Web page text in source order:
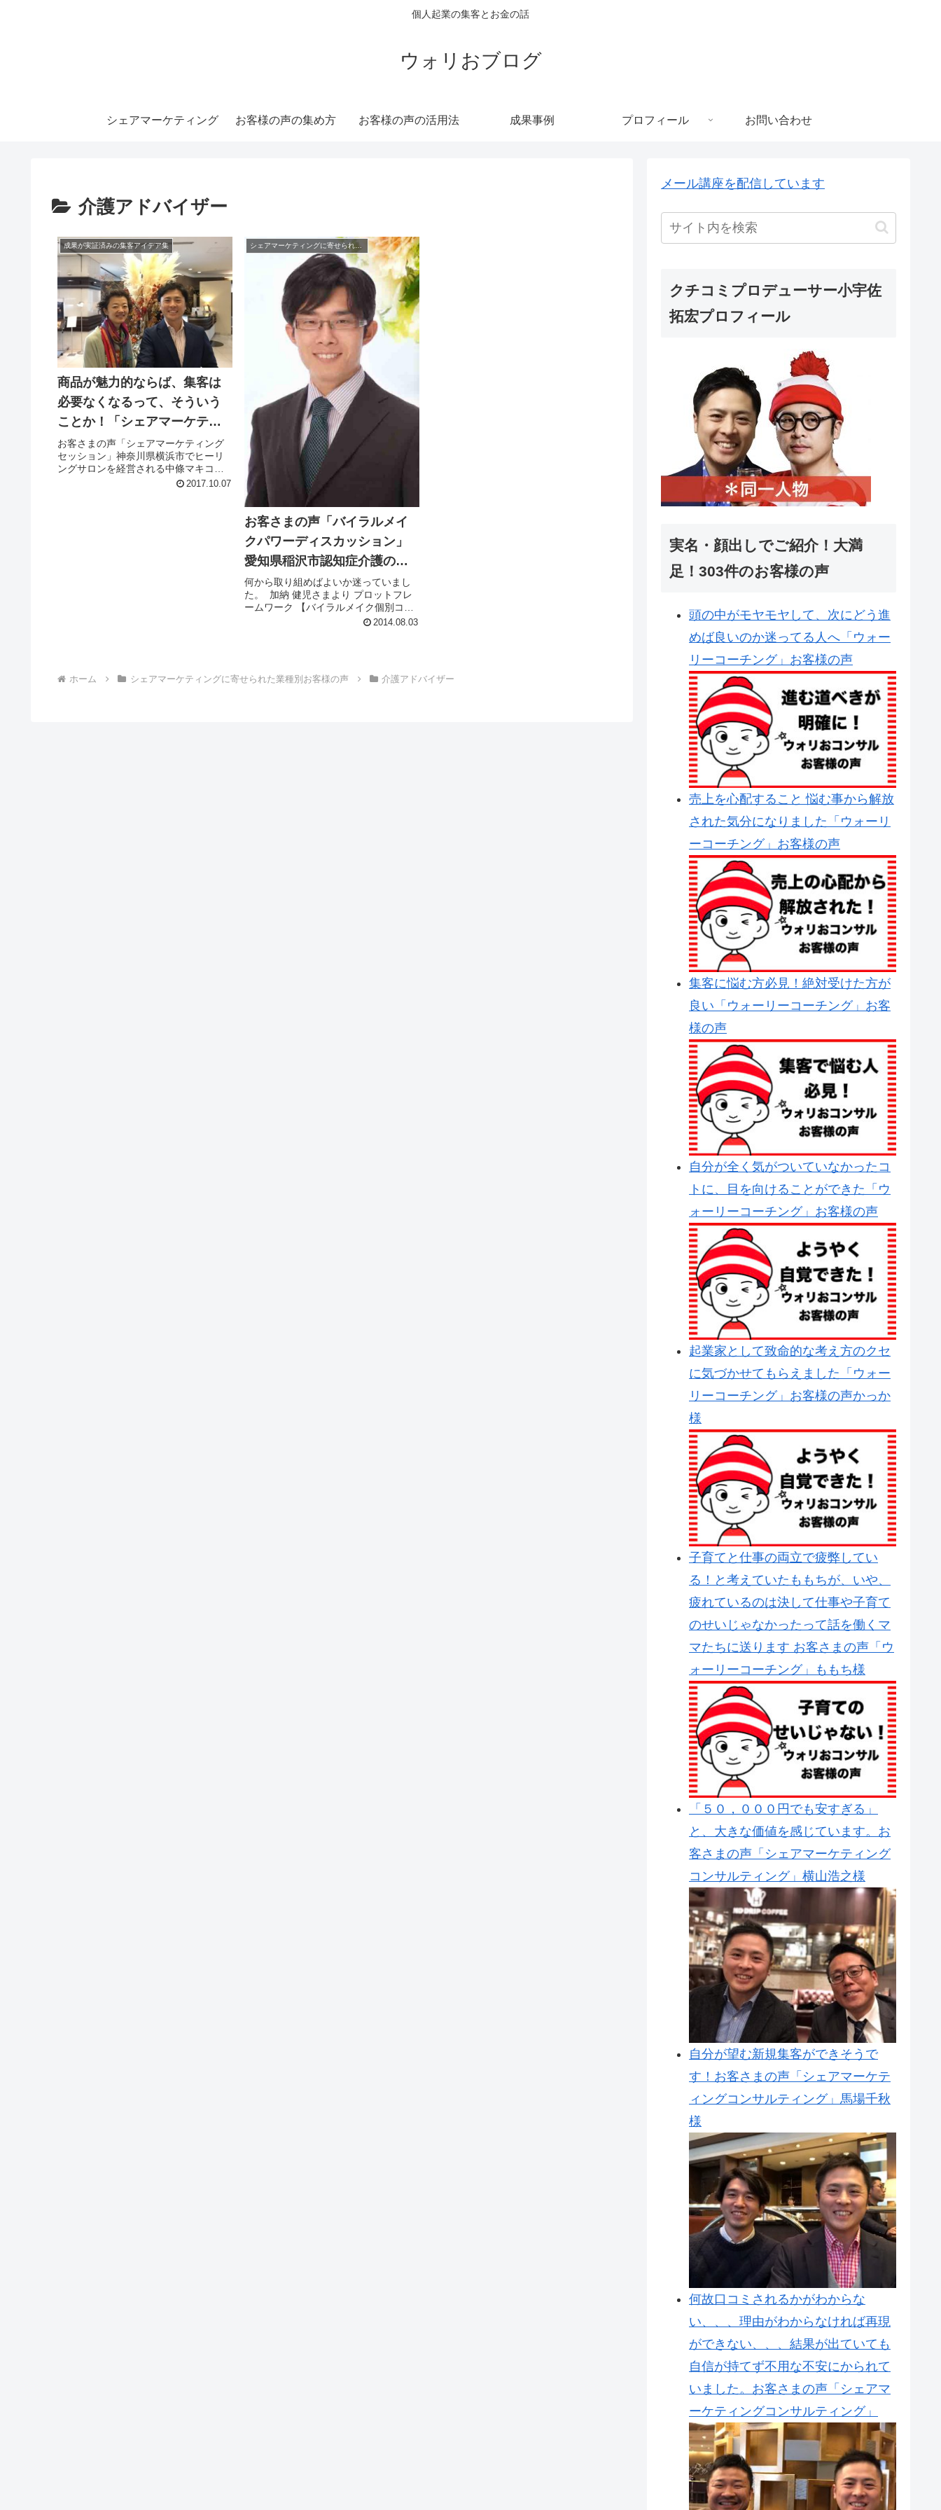
個人起業の集客とお金の話
ウォリおブログ
シェアマーケティング お客様の声の集め方 お客様の声の活用法 成果事例 プロフィール お問い合わせ
介護アドバイザー
成果が実証済みの集客アイデア集
商品が魅力的ならば、集客は
必要なくなるって、そういう
ことか！「シェアマーケティ
ングセッション」お客様の声
お客さまの声「シェアマーケティング
セッション」神奈川県横浜市でヒーリ
ングサロンを経営される中條マキコさ
んより コンサルを受講する前の自分は
2017.10.07
お客さまの声「バイラルメイ
クパワーディスカッション」
愛知県稲沢市認知症介護の専
門家 「快護ライフ案内人」の
加納健児さんより
何から取り組めばよいか迷っていまし
た。 加納 健児さまより プロットフレ
ームワーク 【バイラルメイク個別コン
サルティング】に ご参加いただいた感
2014.08.03
ホーム シェアマーケティングに寄せられた業種別お客様の声 介護アドバイザー
メール講座を配信しています
クチコミプロデューサー小宇佐
拓宏プロフィール
実名・顔出しでご紹介！大満
足！303件のお客様の声
頭の中がモヤモヤして、次にどう進
めば良いのか迷ってる人へ「ウォー
リーコーチング」お客様の声
売上を心配すること 悩む事から解放
された気分になりました「ウォーリ
ーコーチング」お客様の声
集客に悩む方必見！絶対受けた方が
良い「ウォーリーコーチング」お客
様の声
自分が全く気がついていなかったコ
トに、目を向けることができた「ウ
ォーリーコーチング」お客様の声
起業家として致命的な考え方のクセ
に気づかせてもらえました「ウォー
リーコーチング」お客様の声かっか
様
子育てと仕事の両立で疲弊してい
る！と考えていたももちが、いや、
疲れているのは決して仕事や子育て
のせいじゃなかったって話を働くマ
マたちに送ります お客さまの声「ウ
ォーリーコーチング」ももち様
「５０，０００円でも安すぎる」
と、大きな価値を感じています。お
客さまの声「シェアマーケティング
コンサルティング」横山浩之様
自分が望む新規集客ができそうで
す！お客さまの声「シェアマーケテ
ィングコンサルティング」馬場千秋
様
何故口コミされるかがわからな
い、、、理由がわからなければ再現
ができない、、、結果が出ていても
自信が持てず不用な不安にかられて
いました。お客さまの声「シェアマ
ーケティングコンサルティング」